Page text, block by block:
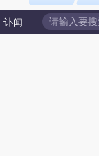
讣闻